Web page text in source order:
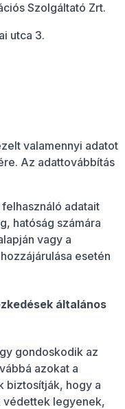
Szolgáltató Zrt.
utca 3.
valamennyi adatot
Az adattovábbítás
adatait
hatóság számára
vagy a
esetén
általános
gondoskodik az
azokat a
biztosítják, hogy a
legyenek,